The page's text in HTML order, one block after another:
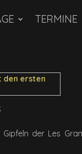
TERMINE
der Les